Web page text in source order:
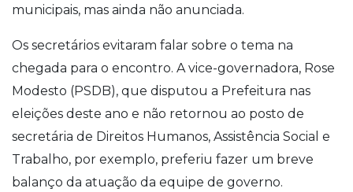
municipais, mas ainda não anunciada.
Os secretários evitaram falar sobre o tema na
chegada para o encontro. A vice-governadora, Rose
Modesto (PSDB), que disputou a Prefeitura nas
eleições deste ano e não retornou ao posto de
secretária de Direitos Humanos, Assistência Social e
Trabalho, por exemplo, preferiu fazer um breve
balanço da atuação da equipe de governo.